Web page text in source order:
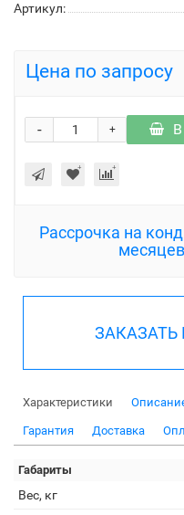
Артикул:
Цена по запросу
+
-
Рассрочка на
Характеристики
Гарантия Доставка
Габариты
Вес, кг